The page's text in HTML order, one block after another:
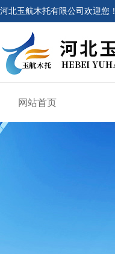
河北玉航木托有限公司欢迎您！
网站首页